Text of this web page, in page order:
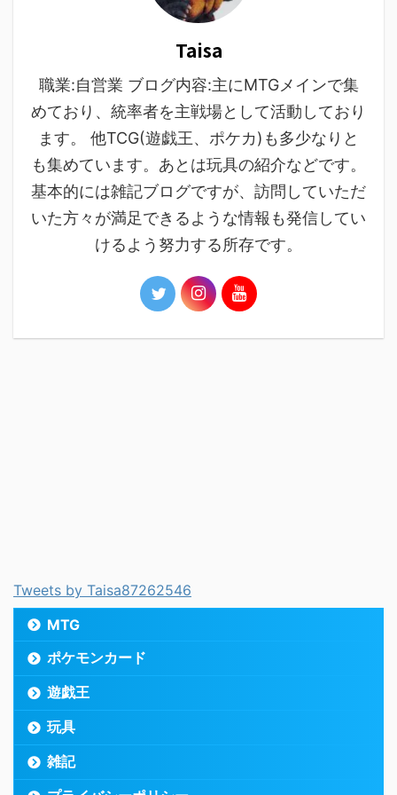
Taisa
職業:自営業 ブログ内容:主にMTGメインで集
めており、統率者を主戦場として活動しており
ます。 他TCG(遊戯王、ポケカ)も多少なりと
も集めています。あとは玩具の紹介などです。
基本的には雑記ブログですが、訪問していただ
いた方々が満足できるような情報も発信してい
けるよう努力する所存です。
Tweets by Taisa87262546
MTG
ポケモンカード
遊戯王
玩具
雑記